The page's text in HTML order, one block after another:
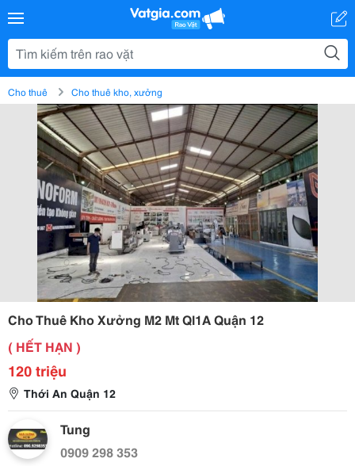
Cho thuê Cho thuê kho, xưởng
Cho Thuê Kho Xưởng M2 Mt Ql1A Quận 12
( HẾT HẠN )
120 triệu
Thới An Quận 12
Tung
0909 298 353